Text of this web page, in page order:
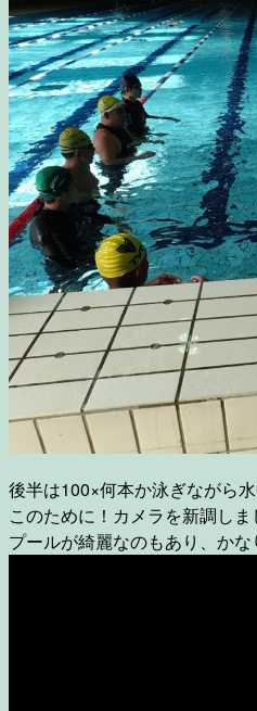
後半は100×何本か泳ぎながら水
このために！カメラを新調し
プールが綺麗なのもあり、かな